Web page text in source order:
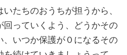
たちのおうちが担うから、
回っていくよう、どうかその
、いつか保護が０になるその